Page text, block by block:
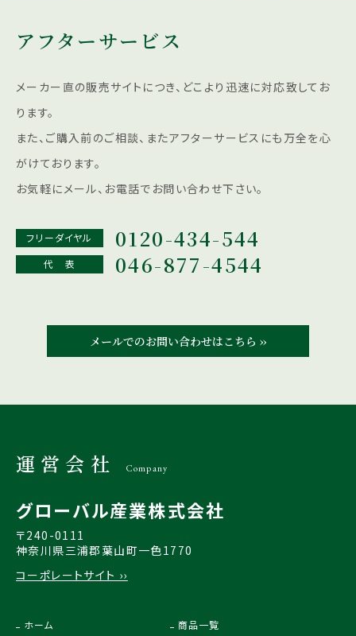
アフターサービス
メーカー直の販売サイトにつき、どこより迅速に対応致してお
ります。
また、ご購入前のご相談、またアフターサービスにも 万全を心
がけております。
お気軽にメール、お電話でお問い合わせ下さい。
フリーダイヤル 0120-434-544
代 表 046-877-4544
メールでのお問い合わせはこちら ››
運営会社 Company
グローバル産業株式会社
〒240-0111
神奈川県三浦郡葉山町一色1770
コーポレートサイト ››
ホーム 商品一覧